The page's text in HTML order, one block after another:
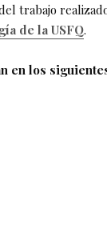
trabajo
de la USFQ.
en los